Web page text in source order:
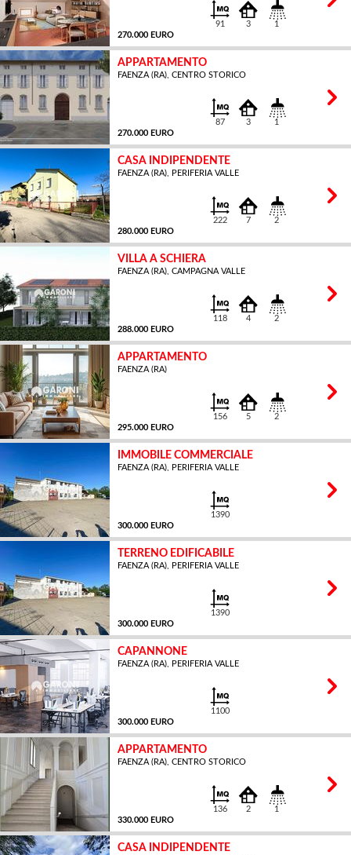
270.000 EURO
91 3 1
APPARTAMENTO
FAENZA (RA), CENTRO STORICO
270.000 EURO
87 3 1
CASA INDIPENDENTE
FAENZA (RA), PERIFERIA VALLE
280.000 EURO
222 7 2
VILLA A SCHIERA
FAENZA (RA), CAMPAGNA VALLE
288.000 EURO
118 4 2
APPARTAMENTO
FAENZA (RA)
295.000 EURO
156 5 2
IMMOBILE COMMERCIALE
FAENZA (RA), PERIFERIA VALLE
300.000 EURO
1390
TERRENO EDIFICABILE
FAENZA (RA), PERIFERIA VALLE
300.000 EURO
1390
CAPANNONE
FAENZA (RA), PERIFERIA VALLE
300.000 EURO
1100
APPARTAMENTO
FAENZA (RA), CENTRO STORICO
330.000 EURO
136 2 1
CASA INDIPENDENTE